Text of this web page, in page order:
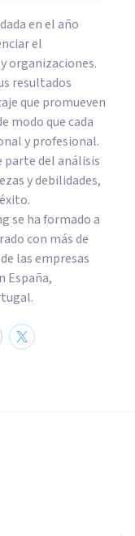
en el año
el
organizaciones.
resultados
que promueven
modo que cada
y profesional.
parte del análisis
y debilidades,
se ha formado a
con más de
las empresas
España,